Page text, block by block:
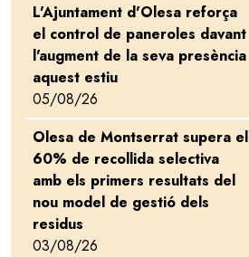
L'Ajuntament d'Olesa reforça
el control de paneroles davant
l'augment de la seva presència
aquest estiu
05/08/26
Olesa de Montserrat supera el
60% de recollida selectiva
amb els primers resultats del
nou model de gestió dels
residus
03/08/26